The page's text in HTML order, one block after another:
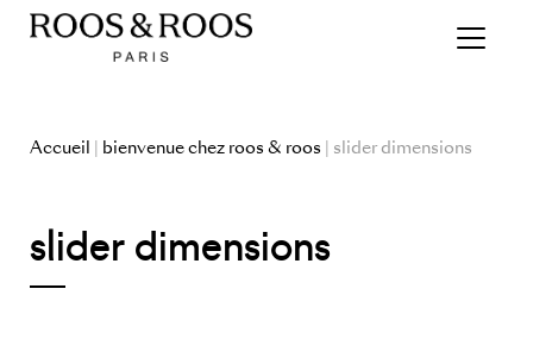
Accueil | bienvenue chez roos & roos | slider dimensions
slider dimensions